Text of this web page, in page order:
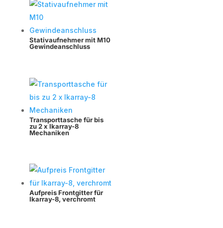
Stativaufnehmer mit M10
Gewindeanschluss
Transporttasche für bis
zu 2 x Ikarray-8
Mechaniken
Aufpreis Frontgitter für
Ikarray-8, verchromt